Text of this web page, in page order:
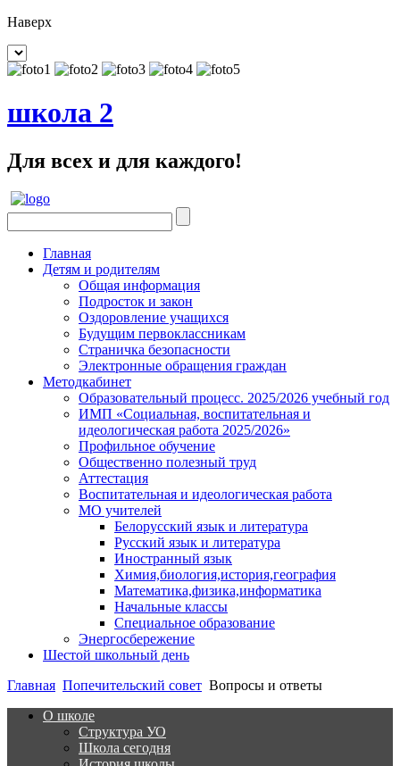
Наверх
школа 2
Для всех и для каждого!
Главная
Детям и родителям
Общая информация
Подросток и закон
Оздоровление учащихся
Будущим первоклассникам
Страничка безопасности
Электронные обращения граждан
Методкабинет
Образовательный процесс. 2025/2026 учебный год
ИМП «Социальная, воспитательная и
идеологическая работа 2025/2026»
Профильное обучение
Общественно полезный труд
Аттестация
Воспитательная и идеологическая работа
МО учителей
Белорусский язык и литература
Русский язык и литература
Иностранный язык
Химия,биология,история,география
Математика,физика,информатика
Начальные классы
Специальное образование
Энергосбережение
Шестой школьный день
Главная Попечительский совет Вопросы и ответы
О школе
Структура УО
Школа сегодня